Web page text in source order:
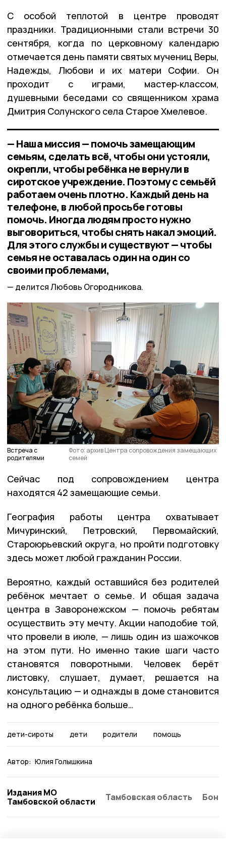
С особой теплотой в центре проводят
праздники. Традиционными стали встречи 30
сентября, когда по церковному календарю
отмечается день памяти святых мучениц Веры,
Надежды, Любови и их матери Софии. Он
проходит с играми, мастер‑классом,
душевными беседами со священником храма
Дмитрия Солунского села Старое Хмелевое.
— Наша миссия — помочь замещающим
семьям, сделать всё, чтобы они устояли,
окрепли, чтобы ребёнка не вернули в
сиротское учреждение. Поэтому с семьёй
работаем очень плотно. Каждый день на
телефоне, в любой просьбе готовы
помочь. Иногда людям просто нужно
выговориться, чтобы снять накал эмоций.
Для этого службы и существуют — чтобы
семья не оставалась один на один со
своими проблемами,
делится Любовь Огородникова.
Встреча с
родителями
Фото: архив Центра сопровождения замещающих
семей
Сейчас под сопровождением центра
находятся 42 замещающие семьи.
География работы центра охватывает
Мичуринский, Петровский, Первомайский,
Староюрьевский округа, но пройти подготовку
здесь может любой гражданин России.
Вероятно, каждый оставшийся без родителей
ребёнок мечтает о семье. И общая задача
центра в Заворонежском — помочь ребятам
осуществить эту мечту. Акции наподобие той,
что провели в июле, — лишь один из шажочков
на этом пути. Но именно такие шаги часто
становятся поворотными. Человек берёт
листовку, слушает, думает, решается на
консультацию — и однажды в доме становится
на одного ребёнка больше…
дети-сироты дети родители помощь
Автор: Юлия Голышкина
Издания МО
Тамбовской области
Тамбовская область